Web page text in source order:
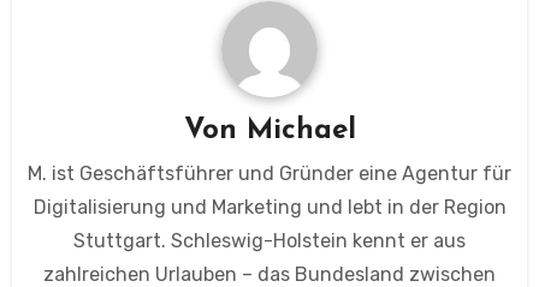
Von Michael
M. ist Geschäftsführer und Gründer eine Agentur für
Digitalisierung und Marketing und lebt in der Region
Stuttgart. Schleswig-Holstein kennt er aus
zahlreichen Urlauben – das Bundesland zwischen